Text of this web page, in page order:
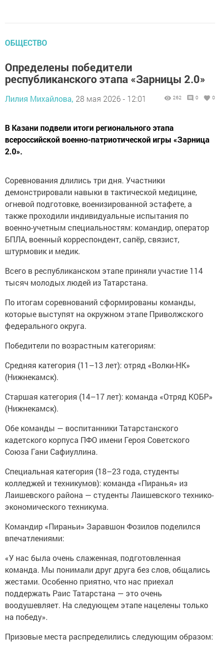
ОБЩЕСТВО
Определены победители
республиканского этапа «Зарницы 2.0»
Лилия Михайлова, 28 мая 2026 - 12:01 262 0 0
В Казани подвели итоги регионального этапа
всероссийской военно-патриотической игры «Зарница
2.0».
Соревнования длились три дня. Участники
демонстрировали навыки в тактической медицине,
огневой подготовке, военизированной эстафете, а
также проходили индивидуальные испытания по
военно-учетным специальностям: командир, оператор
БПЛА, военный корреспондент, сапёр, связист,
штурмовик и медик.
Всего в республиканском этапе приняли участие 114
тысяч молодых людей из Татарстана.
По итогам соревнований сформированы команды,
которые выступят на окружном этапе Приволжского
федерального округа.
Победители по возрастным категориям:
Средняя категория (11–13 лет): отряд «Волки-НК»
(Нижнекамск).
Старшая категория (14–17 лет): команда «Отряд КОБР»
(Нижнекамск).
Обе команды — воспитанники Татарстанского
кадетского корпуса ПФО имени Героя Советского
Союза Гани Сафиуллина.
Специальная категория (18–23 года, студенты
колледжей и техникумов): команда «Пиранья» из
Лаишевского района — студенты Лаишевского технико-
экономического техникума.
Командир «Пираньи» Заравшон Фозилов поделился
впечатлениями:
«У нас была очень слаженная, подготовленная
команда. Мы понимали друг друга без слов, общались
жестами. Особенно приятно, что нас приехал
поддержать Раис Татарстана — это очень
воодушевляет. На следующем этапе нацелены только
на победу».
Призовые места распределились следующим образом: